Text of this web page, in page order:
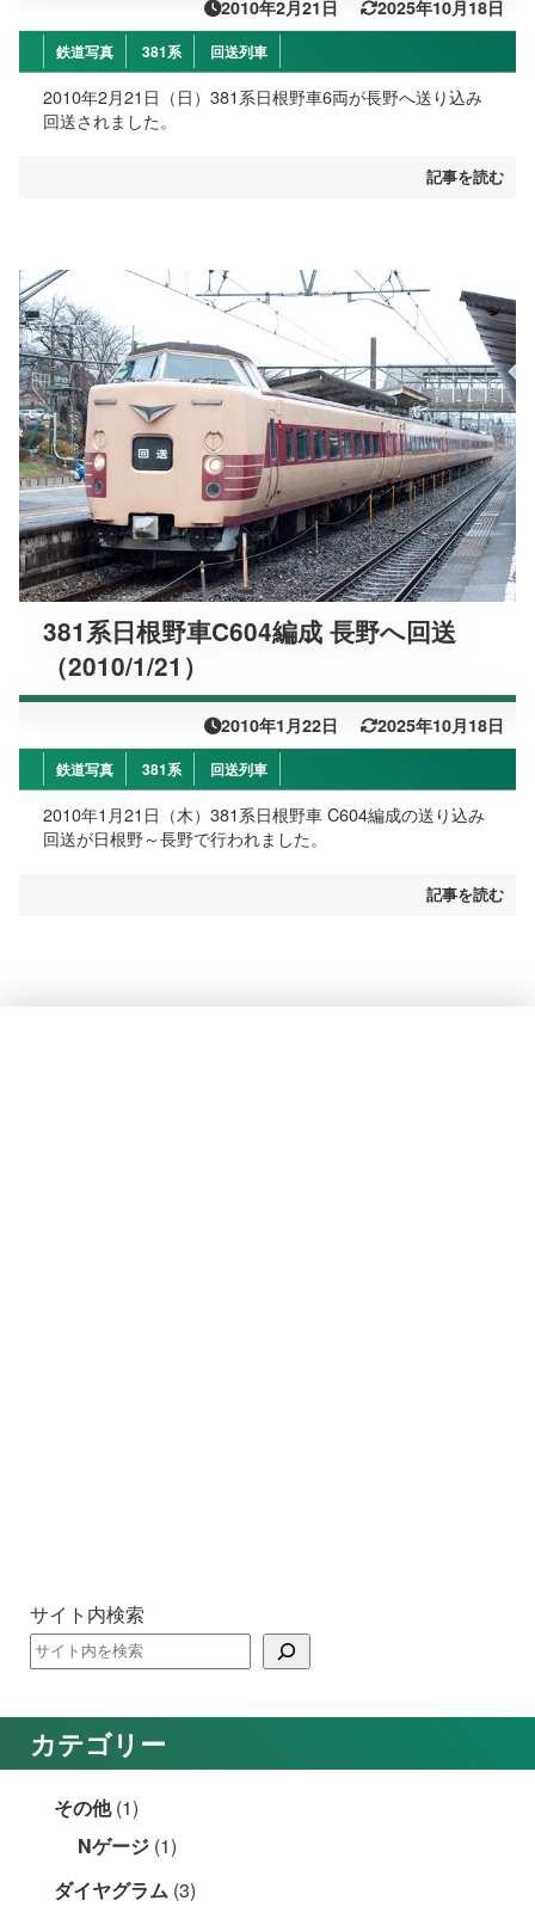
2010年2月21日 2025年10月18日
鉄道写真 381系 回送列車
2010年2月21日（日）381系日根野車6両が長野へ送り込み
回送されました。
記事を読む
381系日根野車C604編成 長野へ回送
（2010/1/21）
2010年1月22日 2025年10月18日
鉄道写真 381系 回送列車
2010年1月21日（木）381系日根野車 C604編成の送り込み
回送が日根野～長野で行われました。
記事を読む
サイト内検索
カテゴリー
その他(1)
Nゲージ (1)
ダイヤグラム (3)